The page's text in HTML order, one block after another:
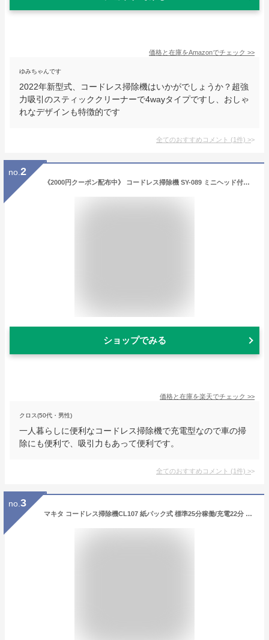
価格と在庫をAmazonでチェック >>
ゆみちゃんです
2022年新型式、コードレス掃除機はいかがでしょうか？超強
力吸引のスティッククリーナーで4wayタイプですし、おしゃ
れなデザインも特徴的です
全てのおすすめコメント (1件) >
no. 2
《2000円クーポン配布中》 コードレス掃除機 SY-089 ミニヘッド付モデル ピンク ゴールド コードレスクリーナー 紙パック不要 おうち時間 車内掃除 おしゃれ プレゼント 贈り物 一人暮らし 送料無料
ショップでみる
価格と在庫を楽天でチェック >>
クロス(50代・男性)
一人暮らしに便利なコードレス掃除機で充電型なので車の掃
除にも便利で、吸引力もあって便利です。
全てのおすすめコメント (1件) >
no. 3
マキタ コードレス掃除機CL107 紙パック式 標準25分稼働/充電22分 軽量定番モデル 10.8Vバッテリ充電器付 CL107FDSHW